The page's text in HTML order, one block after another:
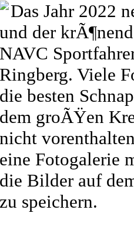
Das Jahr 2022
und der
NAVC
Ringberg. Viele
die besten
dem groÃŸen
nicht
eine Fotogalerie
die Bilder auf
zu speichern.